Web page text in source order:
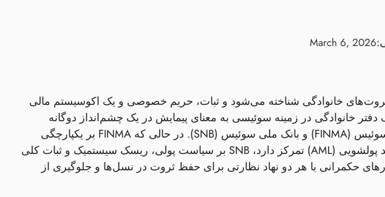
March 6, 2026
خانوادگی شناخته می‌شود و ثبات، حریم خصوصی و یک اکوسیستم مالی
دفتر خانوادگی در زمینه سوئیسی به معنای پیمایش در یک چشم‌انداز دوگانه
نظارتی است: سازمان نظارت بر بازارهای مالی سوئیس (FINMA) و بانک ملی سوئیس (SNB). در حالی که FINMA بر یکپارچگی
بازار، حفاظت از مصرف‌کننده و رعایت قوانین ضد پولشویی (AML) تمرکز دارد، SNB بر سیاست پولی، ریسک سیستمیک و ثبات کلی
حکمرانی با هر دو نهاد نظارتی برای حفظ ثروت در نسل‌ها و جلوگیری از